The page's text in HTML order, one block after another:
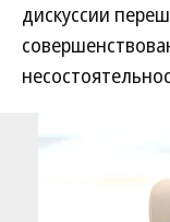
дискуссии